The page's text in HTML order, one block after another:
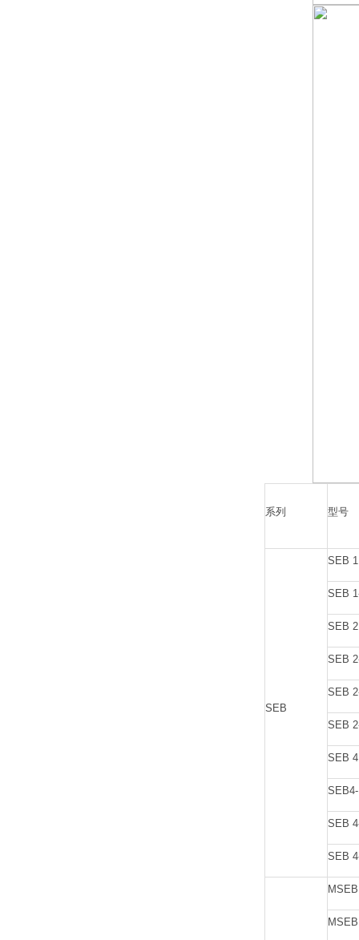
系列 型号
SEB
SEB 1
SEB
SEB 2
SEB
SEB
SEB
SEB 4
SEB
SEB